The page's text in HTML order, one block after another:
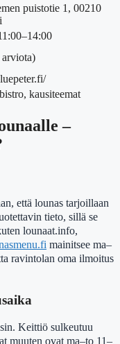
puistotie 1, 00210
kausiteemat
–
että lounas tarjoillaan
tieto, sillä se
lounaat.info,
mainitsee ma–
ravintolan oma ilmoitus
Keittiö sulkeutuu
muuten ovat ma–to 11–